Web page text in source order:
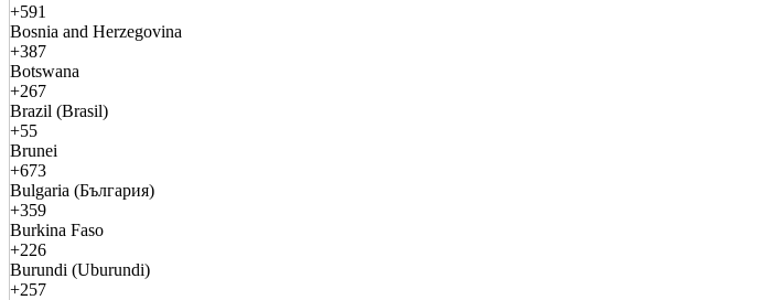
+591
Bosnia and Herzegovina
+387
Botswana
+267
Brazil (Brasil)
+55
Brunei
+673
Bulgaria (България)
+359
Burkina Faso
+226
Burundi (Uburundi)
+257